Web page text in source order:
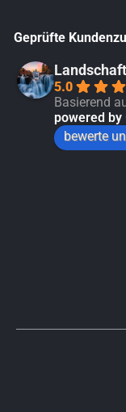
Geprüfte
5.0
Basierend
powered by
bewerte